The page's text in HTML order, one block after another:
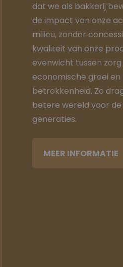
dat we als bakkerij
de impact van onze
milieu, zonder
kwaliteit van onze
evenwicht tussen
economische groei
betrokkenheid. Zo
betere wereld voor
generaties.
MEER INFORMATIE